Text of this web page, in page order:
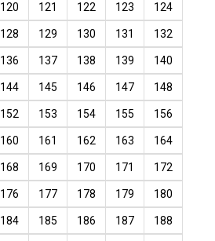
120 121 122 123 124
128 129 130 131 132
136 137 138 139 140
144 145 146 147 148
152 153 154 155 156
160 161 162 163 164
168 169 170 171 172
176 177 178 179 180
184 185 186 187 188